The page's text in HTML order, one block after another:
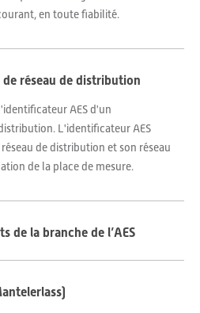
en toute fiabilité.
réseau de distribution
AES d'un
L'identificateur AES
de distribution et son réseau
de la place de mesure.
de la branche de l’AES